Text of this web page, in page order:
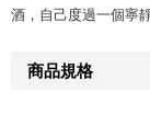
酒，自己度過一個寧
商品規格